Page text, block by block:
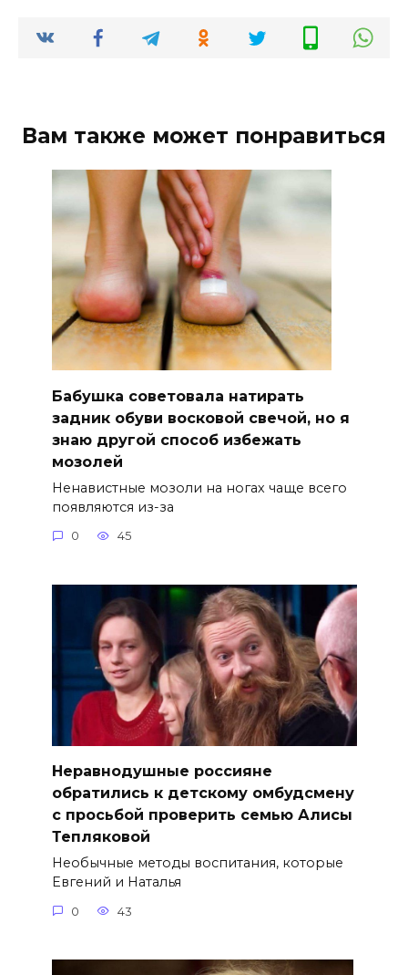
Вам также может понравиться
Бабушка советовала натирать
задник обуви восковой свечой, но я
знаю другой способ избежать
мозолей
Ненавистные мозоли на ногах чаще всего
появляются из-за
0 45
Неравнодушные россияне
обратились к детскому омбудсмену
с просьбой проверить семью Алисы
Тепляковой
Необычные методы воспитания, которые
Евгений и Наталья
0 43